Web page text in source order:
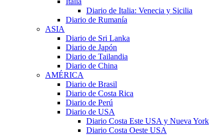
Diario de Italia: Venecia y Sicilia
Diario de Rumanía
ASIA
Diario de Sri Lanka
Diario de Japón
Diario de Tailandia
Diario de China
AMÉRICA
Diario de Brasil
Diario de Costa Rica
Diario de Perú
Diario de USA
Diario Costa Este USA y Nueva York
Diario Costa Oeste USA